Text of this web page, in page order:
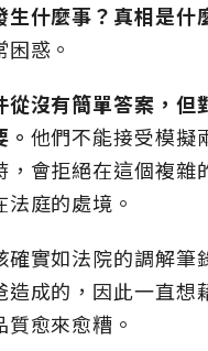
生什麼事？真相是什
惑。
從沒有簡單答案，
他們不能接受模擬
，會拒絕在這個複雜
庭的處境。
確實如法院的調解筆
造成的，因此一直想
質愈來愈糟。